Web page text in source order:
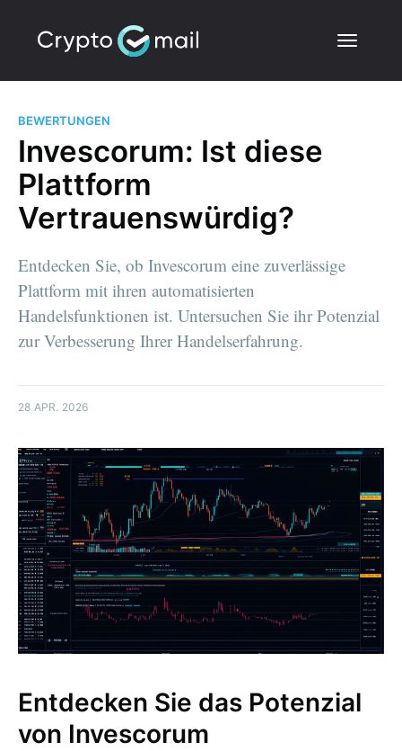
BEWERTUNGEN
Invescorum: Ist diese
Plattform
Vertrauenswürdig?
Entdecken Sie, ob Invescorum eine zuverlässige
Plattform mit ihren automatisierten
Handelsfunktionen ist. Untersuchen Sie ihr Potenzial
zur Verbesserung Ihrer Handelserfahrung.
28 APR. 2026
Entdecken Sie das Potenzial
von Invescorum